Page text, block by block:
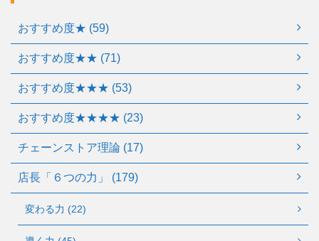
おすすめ度★ (59)
おすすめ度★★ (71)
おすすめ度★★★ (53)
おすすめ度★★★★ (23)
チェーンストア理論 (17)
店長「６つの力」 (179)
変わる力 (22)